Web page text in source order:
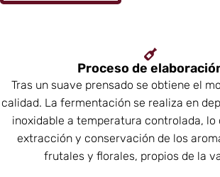
Proceso de
Tras un suave prensado se obtiene el
calidad. La fermentación se realiza en
inoxidable a temperatura controlada, lo
extracción y conservación de los
frutales y florales, propios de la